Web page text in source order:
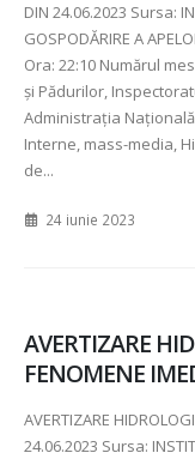
DIN 24.06.2023 Sursa:
GOSPODĂRIRE A
Ora: 22:10 Numărul
şi Pădurilor,
Administraţia
Interne, mass-media,
de...
24 iunie 2023
AVERTIZARE
FENOMENE
AVERTIZARE
24.06.2023 Sursa: